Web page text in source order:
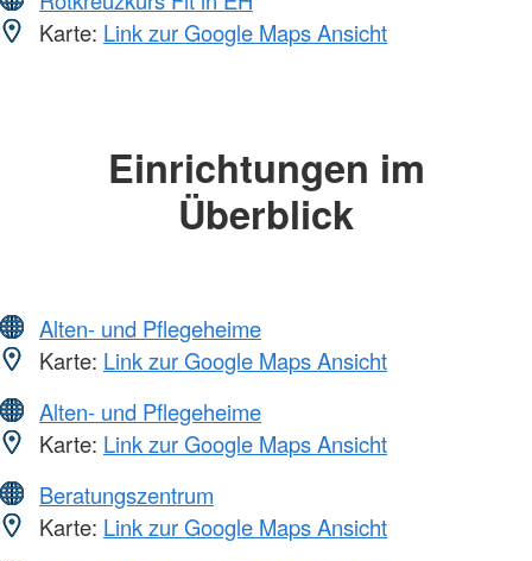
Karte: Link zur Google Maps Ansicht
Einrichtungen im
Überblick
Alten- und Pflegeheime
Karte: Link zur Google Maps Ansicht
Alten- und Pflegeheime
Karte: Link zur Google Maps Ansicht
Beratungszentrum
Karte: Link zur Google Maps Ansicht